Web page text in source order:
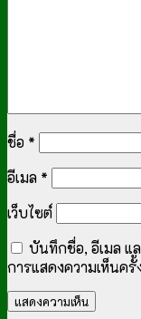
ชื่อ *
อีเมล *
เว็บไซต์
บันทึกชื่อ, อีเมล แ
การแสดงความเห็นครั้